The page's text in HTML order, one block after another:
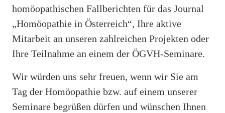
homöopathischen Fallberichten für das Journal
„Homöopathie in Österreich“, Ihre aktive
Mitarbeit an unseren zahlreichen Projekten oder
Ihre Teilnahme an einem der ÖGVH-Seminare.
Wir würden uns sehr freuen, wenn wir Sie am
Tag der Homöopathie bzw. auf einem unserer
Seminare begrüßen dürfen und wünschen Ihnen